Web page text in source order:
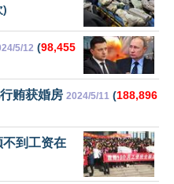
)
5/12 (98,455
贿获婚房 2024/5/11 (188,896
不到工资在